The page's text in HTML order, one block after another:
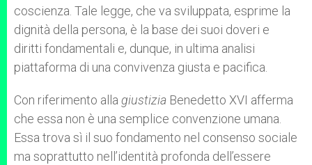
coscienza. Tale legge, che va sviluppata, esprime la
dignità della persona, è la base dei suoi doveri e
diritti fondamentali e, dunque, in ultima analisi
piattaforma di una convivenza giusta e pacifica.
Con riferimento alla giustizia Benedetto XVI afferma
che essa non è una semplice convenzione umana.
Essa trova sì il suo fondamento nel consenso sociale
ma soprattutto nell’identità profonda dell’essere